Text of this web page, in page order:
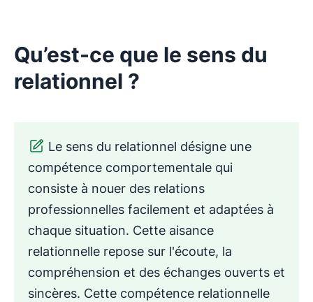
Qu’est-ce que le sens du
relationnel ?
Le sens du relationnel désigne une
compétence comportementale qui
consiste à nouer des relations
professionnelles facilement et adaptées à
chaque situation. Cette aisance
relationnelle repose sur l'écoute, la
compréhension et des échanges ouverts et
sincères. Cette compétence relationnelle